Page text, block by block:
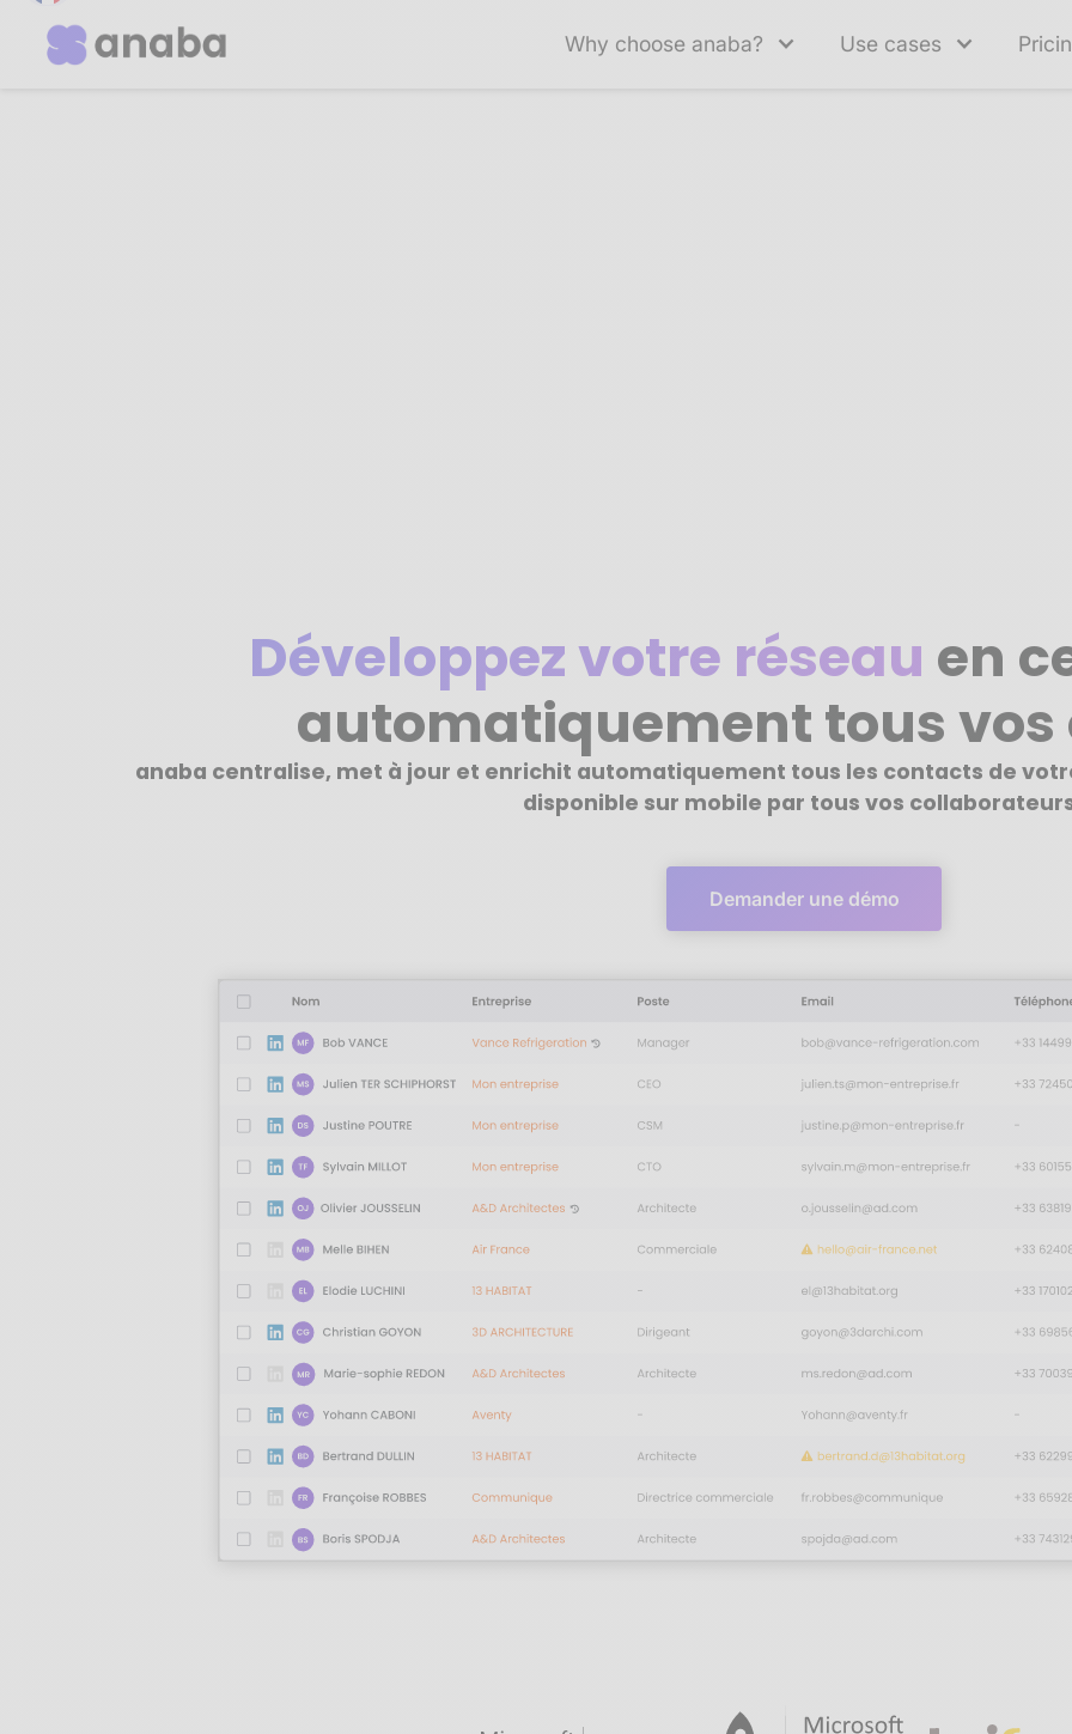
Why choose anaba? Use cases
Développez votre réseau en
automatiquement tous
anaba centralise, met à jour et enrichit automatiquement tous les contacts de
disponible sur mobile par tous vos
Demander une démo